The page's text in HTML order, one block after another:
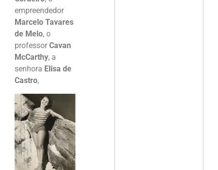
empreendedor
Marcelo Tavares
de Melo, o
professor Cavan
McCarthy, a
senhora Elisa de
Castro,